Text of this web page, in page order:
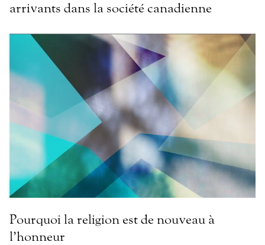
arrivants dans la société canadienne
Pourquoi la religion est de nouveau à
l’honneur